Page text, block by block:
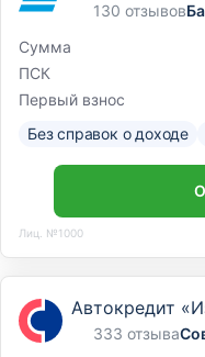
130 отзывов
Сумма
ПСК
Первый взнос
Без справок о доходе
Лиц. №1000
Автокредит
333 отзыва